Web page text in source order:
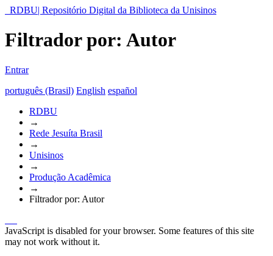
RDBU| Repositório Digital da Biblioteca da Unisinos
Filtrador por: Autor
Entrar
português (Brasil) English español
RDBU
→
Rede Jesuíta Brasil
→
Unisinos
→
Produção Acadêmica
→
Filtrador por: Autor
JavaScript is disabled for your browser. Some features of this site
may not work without it.